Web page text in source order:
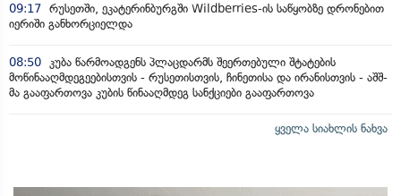
09:17 რუსეთში, ეკატერინბურგში Wildberries-ის საწყობზე დრონებით
იერიში განხორციელდა
08:50
კუბა წარმოადგენს პლაცდარმს შეერთებული შტატების
მოწინააღმდეგეებისთვის - რუსეთისთვის, ჩინეთისა და ირანისთვის - აშშ-
მა გააფართოვა კუბის წინააღმდეგ სანქციები გააფართოვა
ყველა სიახლის ნახვა